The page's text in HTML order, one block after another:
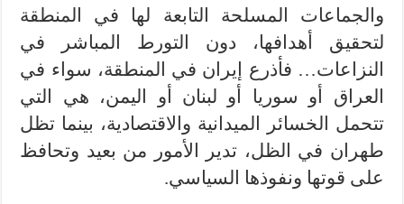
والجماعات المسلحة التابعة لها في المنطقة
لتحقيق أهدافها، دون التورط المباشر في
النزاعات… فأذرع إيران في المنطقة، سواء في
العراق أو سوريا أو لبنان أو اليمن، هي التي
تتحمل الخسائر الميدانية والاقتصادية، بينما تظل
طهران في الظل، تدير الأمور من بعيد وتحافظ
على قوتها ونفوذها السياسي.